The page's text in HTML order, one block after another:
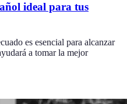
ideal para tus
es esencial para alcanzar
a tomar la mejor